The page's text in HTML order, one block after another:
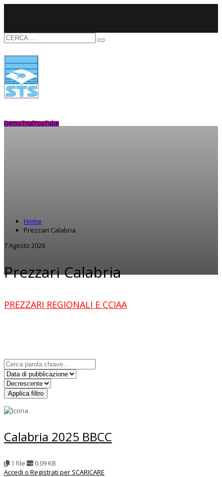
DemoTrialYouTube
Home
Prezzari Calabria
7 Agosto 2026
Prezzari Calabria
PREZZARI REGIONALI E CCIAA
Applica filtro
Calabria 2025 BBCC
1 file
0.09 KB
Accedi o Registrati per SCARICARE